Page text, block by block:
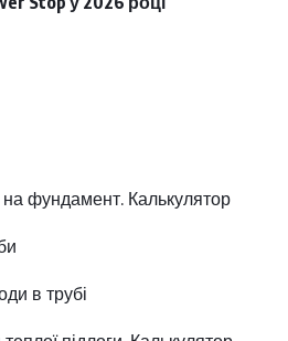
фундамент. Калькулятор
в трубі